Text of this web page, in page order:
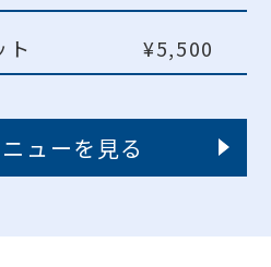
ト ¥5,500
ューを見る